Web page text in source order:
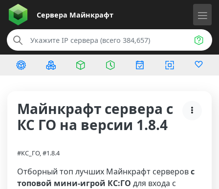
Сервера Майнкрафт
Майнкрафт сервера с
КС ГО на версии 1.8.4
#КС_ГО, #1.8.4
Отборный топ лучших Майнкрафт серверовс
топовой мини-игрой КС:ГО для входа с